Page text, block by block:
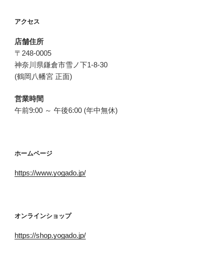
アクセス
店舗住所
〒248-0005
神奈川県鎌倉市雪ノ下1-8-30
(鶴岡八幡宮 正面)
営業時間
午前9:00 ～ 午後6:00 (年中無休)
ホームページ
https://www.yogado.jp/
オンラインショップ
https://shop.yogado.jp/